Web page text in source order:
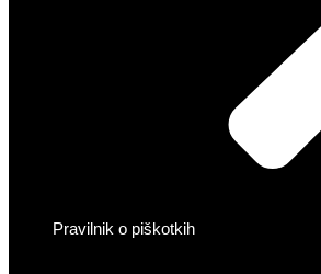
Pravilnik o piškotkih